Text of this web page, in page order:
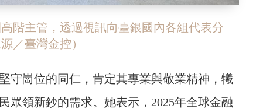
階主管，透過視訊向臺銀國內各組代表分
／臺灣金控）
守崗位的同仁，肯定其專業與敬業精神，犧
眾領新鈔的需求。她表示，2025年全球金融